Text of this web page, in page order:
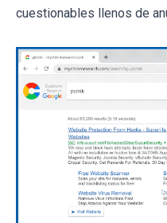
cuestionables llenos de